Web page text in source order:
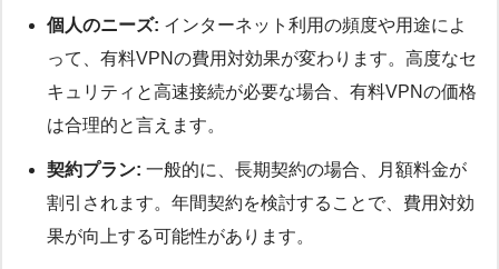
個人のニーズ: インターネット利用の頻度や用途によ
って、有料VPNの費用対効果が変わります。高度なセ
キュリティと高速接続が必要な場合、有料VPNの価格
は合理的と言えます。
契約プラン: 一般的に、長期契約の場合、月額料金が
割引されます。年間契約を検討することで、費用対効
果が向上する可能性があります。